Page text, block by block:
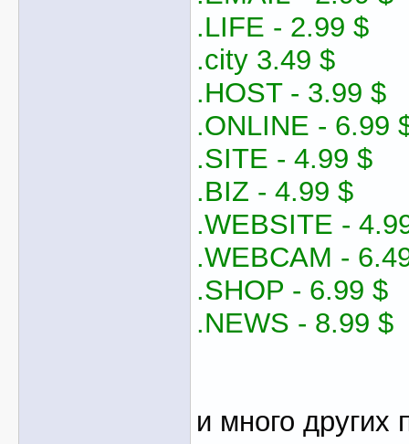
.LIFE - 2.99 $
.city 3.49 $
.HOST - 3.99 $
.ONLINE - 6.99
.SITE - 4.99 $
.BIZ - 4.99 $
.WEBSITE -
.WEBCAM -
.SHOP - 6.99 $
.NEWS - 8.99 $
и много других